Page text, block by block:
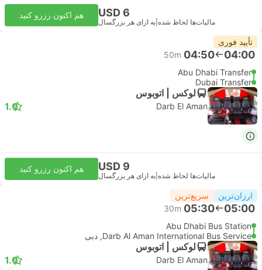
USD 6
مالیات‌ها لحاظ شده به ازای هر بزرگسال
هم اکنون رزرو کنید
تأیید فوری
04:00
04:50
50m
Abu Dhabi Transfer
Dubai Transfer
لوکس | اتوبوس
Darb El Aman
1.0
USD 9
مالیات‌ها لحاظ شده به ازای هر بزرگسال
هم اکنون رزرو کنید
ارزان‌ترین سریع‌ترین
05:00
05:30
30m
Abu Dhabi Bus Station
Darb Al Aman International Bus Service, دبی
لوکس | اتوبوس
Darb El Aman
1.0